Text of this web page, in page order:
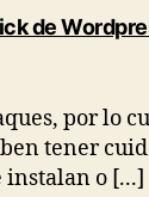
de
por lo
tener
o [...]